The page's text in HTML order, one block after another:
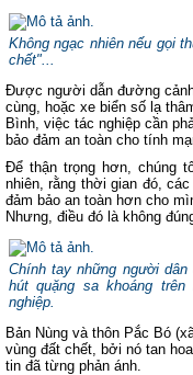
Không ngạc nhiên nếu gọi
chết"...
Được người dẫn đường
cùng, hoặc xe biển số lạ
Bình, việc tác nghiệp cần
bảo đảm an toàn cho tính
Để thận trọng hơn, chúng
nhiên, rằng thời gian đó,
đảm bảo an toàn hơn cho
Nhưng, điều đó là không
Chính tay những người
hút quặng sa khoáng
nghiệp.
Bản Nùng và thôn Pắc Bó
vùng đất chết, bởi nó tan
tin đã từng phản ánh.